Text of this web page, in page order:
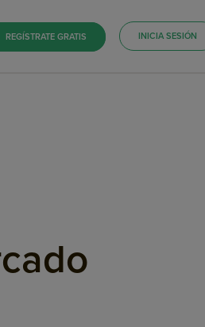
REGÍSTRATE GRATIS INICIA SESIÓN